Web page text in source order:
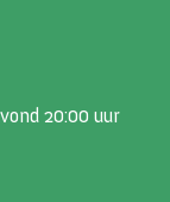
20:00 uur